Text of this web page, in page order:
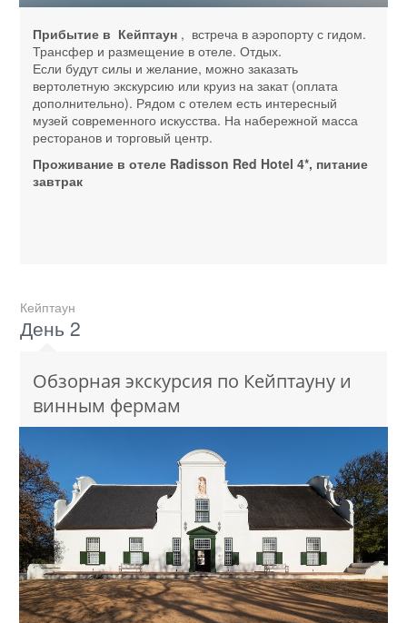
Прибытие в Кейптаун , встреча в аэропорту с гидом.
Трансфер и размещение в отеле. Отдых.
Если будут силы и желание, можно заказать
вертолетную экскурсию или круиз на закат (оплата
дополнительно). Рядом с отелем есть интересный
музей современного искусства. На набережной масса
ресторанов и торговый центр.
Проживание в отеле Radisson Red Hotel 4*, питание
завтрак
Кейптаун
День 2
Обзорная экскурсия по Кейптауну и
винным фермам